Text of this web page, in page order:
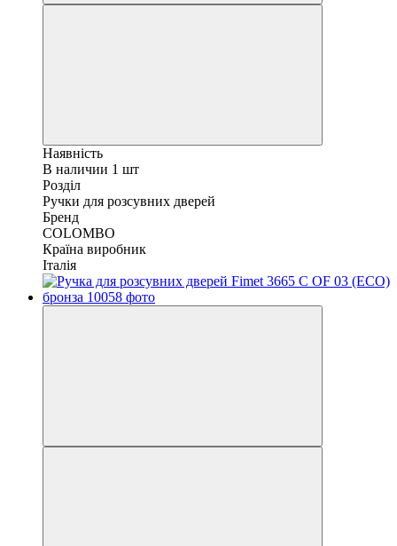
Наявність
В наличии 1 шт
Розділ
Ручки для розсувних дверей
Бренд
COLOMBO
Країна виробник
Італія